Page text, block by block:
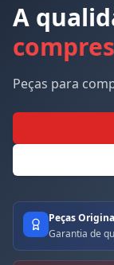
A
Peças para
Peças
Garantia de